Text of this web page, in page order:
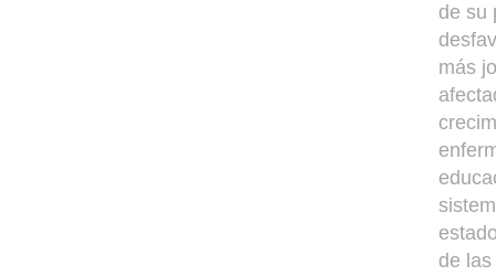
de su
más
de